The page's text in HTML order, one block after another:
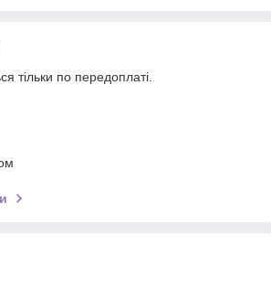
тільки по передоплаті.